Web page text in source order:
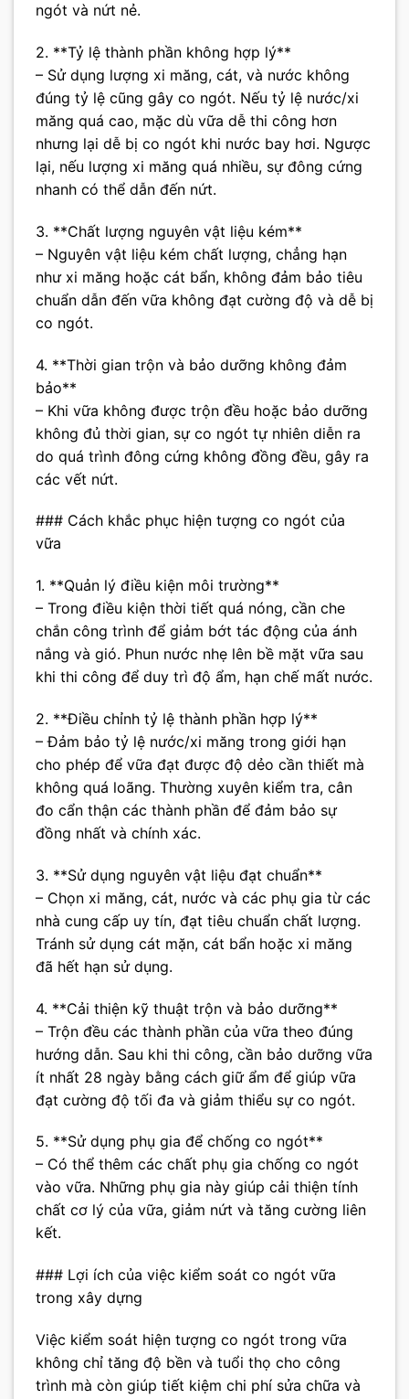
ngót và nứt nẻ.
2. **Tỷ lệ thành phần không hợp lý**
– Sử dụng lượng xi măng, cát, và nước không
đúng tỷ lệ cũng gây co ngót. Nếu tỷ lệ nước/xi
măng quá cao, mặc dù vữa dễ thi công hơn
nhưng lại dễ bị co ngót khi nước bay hơi. Ngược
lại, nếu lượng xi măng quá nhiều, sự đông cứng
nhanh có thể dẫn đến nứt.
3. **Chất lượng nguyên vật liệu kém**
– Nguyên vật liệu kém chất lượng, chẳng hạn
như xi măng hoặc cát bẩn, không đảm bảo tiêu
chuẩn dẫn đến vữa không đạt cường độ và dễ bị
co ngót.
4. **Thời gian trộn và bảo dưỡng không đảm
bảo**
– Khi vữa không được trộn đều hoặc bảo dưỡng
không đủ thời gian, sự co ngót tự nhiên diễn ra
do quá trình đông cứng không đồng đều, gây ra
các vết nứt.
### Cách khắc phục hiện tượng co ngót của
vữa
1. **Quản lý điều kiện môi trường**
– Trong điều kiện thời tiết quá nóng, cần che
chắn công trình để giảm bớt tác động của ánh
nắng và gió. Phun nước nhẹ lên bề mặt vữa sau
khi thi công để duy trì độ ẩm, hạn chế mất nước.
2. **Điều chỉnh tỷ lệ thành phần hợp lý**
– Đảm bảo tỷ lệ nước/xi măng trong giới hạn
cho phép để vữa đạt được độ dẻo cần thiết mà
không quá loãng. Thường xuyên kiểm tra, cân
đo cẩn thận các thành phần để đảm bảo sự
đồng nhất và chính xác.
3. **Sử dụng nguyên vật liệu đạt chuẩn**
– Chọn xi măng, cát, nước và các phụ gia từ các
nhà cung cấp uy tín, đạt tiêu chuẩn chất lượng.
Tránh sử dụng cát mặn, cát bẩn hoặc xi măng
đã hết hạn sử dụng.
4. **Cải thiện kỹ thuật trộn và bảo dưỡng**
– Trộn đều các thành phần của vữa theo đúng
hướng dẫn. Sau khi thi công, cần bảo dưỡng vữa
ít nhất 28 ngày bằng cách giữ ẩm để giúp vữa
đạt cường độ tối đa và giảm thiểu sự co ngót.
5. **Sử dụng phụ gia để chống co ngót**
– Có thể thêm các chất phụ gia chống co ngót
vào vữa. Những phụ gia này giúp cải thiện tính
chất cơ lý của vữa, giảm nứt và tăng cường liên
kết.
### Lợi ích của việc kiểm soát co ngót vữa
trong xây dựng
Việc kiểm soát hiện tượng co ngót trong vữa
không chỉ tăng độ bền và tuổi thọ cho công
trình mà còn giúp tiết kiệm chi phí sửa chữa và